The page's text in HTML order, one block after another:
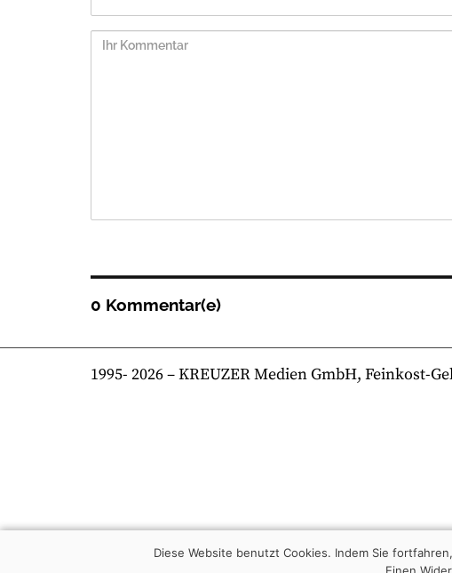
0 Kommentar(e)
1995- 2026– KREUZER Medien GmbH, Feinkost-
Diese Website benutzt Cookies. Indem Sie
Einen